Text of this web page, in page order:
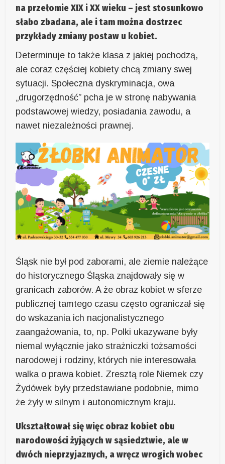
na przełomie XIX i XX wieku – jest stosunkowo
słabo zbadana, ale i tam można dostrzec
przykłady zmiany postaw u kobiet.
Determinuje to także klasa z jakiej pochodzą,
ale coraz częściej kobiety chcą zmiany swej
sytuacji. Społeczna dyskryminacja, owa
„drugorzędność” pcha je w stronę nabywania
podstawowej wiedzy, posiadania zawodu, a
nawet niezależności prawnej.
Śląsk nie był pod zaborami, ale ziemie należące
do historycznego Śląska znajdowały się w
granicach zaborów. A że obraz kobiet w sferze
publicznej tamtego czasu często ograniczał się
do wskazania ich nacjonalistycznego
zaangażowania, to, np. Polki ukazywane były
niemal wyłącznie jako strażniczki tożsamości
narodowej i rodziny, których nie interesowała
walka o prawa kobiet. Zresztą role Niemek czy
Żydówek były przedstawiane podobnie, mimo
że żyły w silnym i autonomicznym kraju.
Ukształtował się więc obraz kobiet obu
narodowości żyjących w sąsiedztwie, ale w
dwóch nieprzyjaznych, a wręcz wrogich wobec